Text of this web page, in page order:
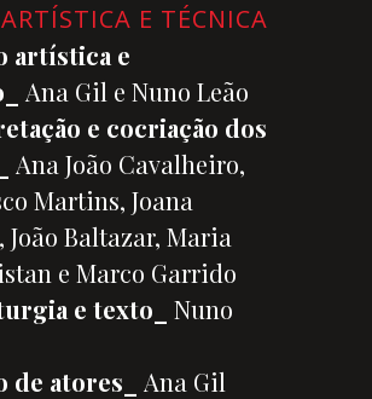
E TÉCNICA
artística e
Ana Gil e Nuno Leão
e cocriação dos
Ana João Cavalheiro,
Martins, Joana
Baltazar, Maria
e Marco Garrido
e texto_
Nuno
de atores_
Ana Gil